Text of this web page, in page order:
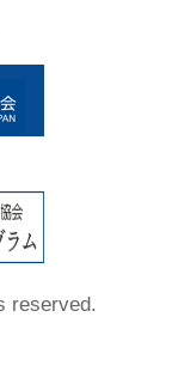
reserved.